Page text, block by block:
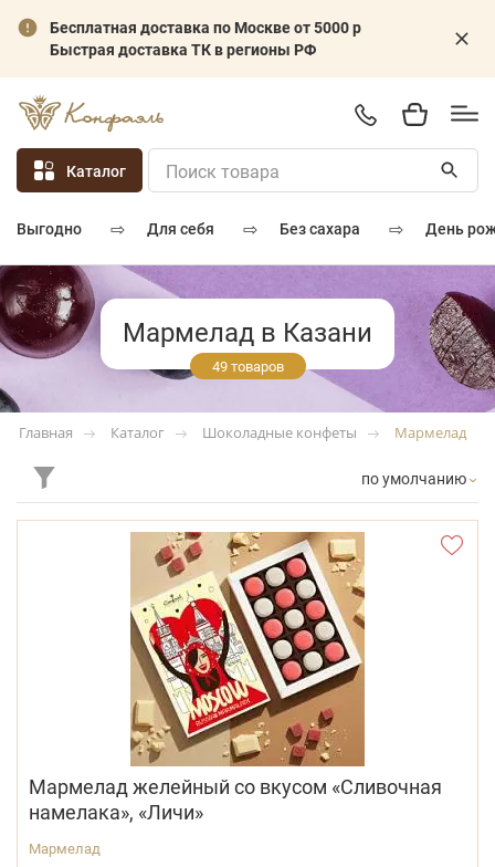
Бесплатная доставка по Москве от 5000 р
Быстрая доставка ТК в регионы РФ
Каталог
выгодно ⇨ для себя ⇨ без сахара ⇨ день
Мармелад в Казани
49 товаров
Главная Каталог Шоколадные конфеты Мармелад
по умолчанию
Мармелад желейный со вкусом «Сливочная
намелака», «Личи»
Мармелад